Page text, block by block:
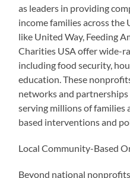
as leaders in providing
income families across
like United Way, Feeding
Charities USA offer wide-
including food security,
education. These
networks and
serving millions of families
based interventions and
Local Community-Based
Beyond national